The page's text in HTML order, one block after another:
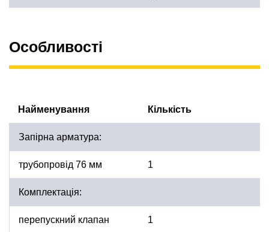
Особливості
Найменування Кількість
Запірна арматура:
трубопровід 76 мм 1
Комплектація:
перепускний клапан 1